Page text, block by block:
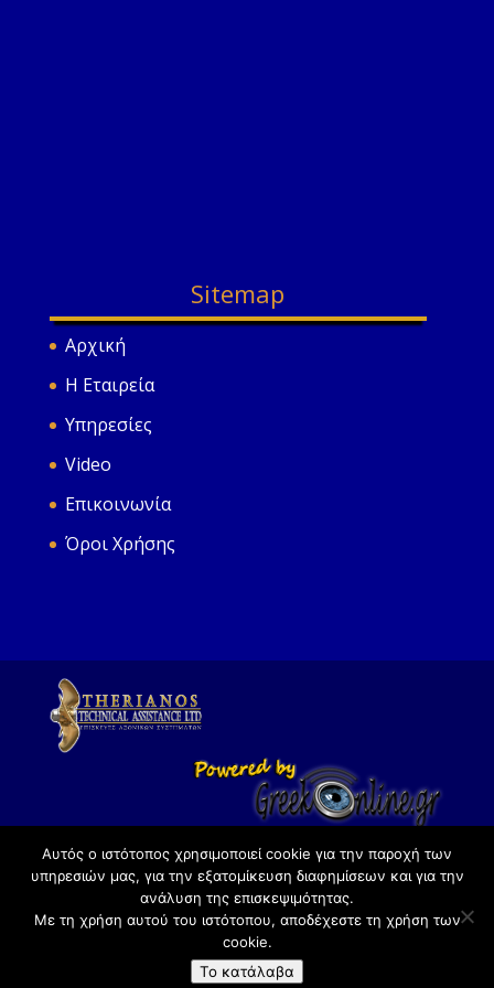
Sitemap
Αρχική
Η Εταιρεία
Υπηρεσίες
Video
Επικοινωνία
Όροι Χρήσης
2017 © Therianosltd.gr - All rights reserved.
Αυτός ο ιστότοπος χρησιμοποιεί cookie για την παροχή των
υπηρεσιών μας, για την εξατομίκευση διαφημίσεων και για την
ανάλυση της επισκεψιμότητας.
Με τη χρήση αυτού του ιστότοπου, αποδέχεστε τη χρήση των
cookie.
Το κατάλαβα